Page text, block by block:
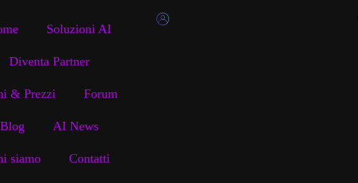
Soluzioni AI
Diventa Partner
& Prezzi Forum
Blog AI News
siamo Contatti